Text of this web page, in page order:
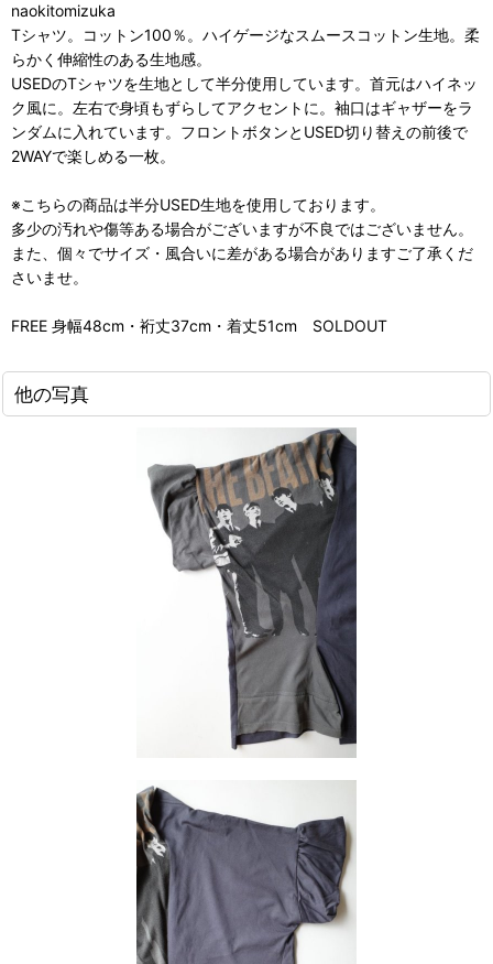
naokitomizuka
Tシャツ。コットン100％。ハイゲージなスムースコットン生地。柔
らかく伸縮性のある生地感。
USEDのTシャツを生地として半分使用しています。首元はハイネッ
ク風に。左右で身頃もずらしてアクセントに。袖口はギャザーをラ
ンダムに入れています。フロントボタンとUSED切り替えの前後で
2WAYで楽しめる一枚。
※こちらの商品は半分USED生地を使用しております。
多少の汚れや傷等ある場合がございますが不良ではございません。
また、個々でサイズ・風合いに差がある場合がありますご了承くだ
さいませ。
FREE 身幅48cm・裄丈37cm・着丈51cm SOLDOUT
他の写真